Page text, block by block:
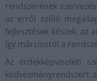
rendszerének
az erről szóló
fejlesztések készek, az
így márciustól a
Az érdekképviseleti
kedvezményrendszert